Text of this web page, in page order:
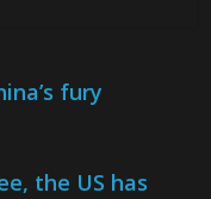
fury
the US has